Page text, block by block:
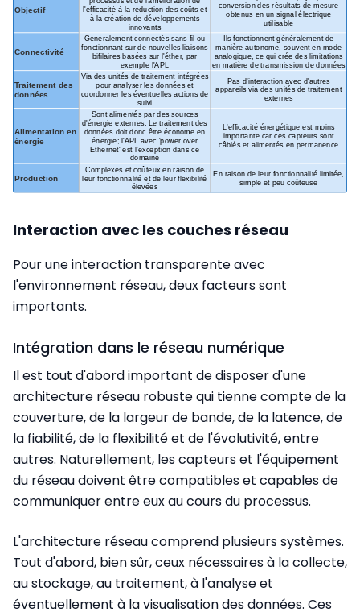
Interaction avec les couches réseau
Pour une interaction transparente avec
l'environnement réseau, deux facteurs sont
importants.
Intégration dans le réseau numérique
Il est tout d'abord important de disposer d'une
architecture réseau robuste qui tienne compte de la
couverture, de la largeur de bande, de la latence, de
la fiabilité, de la flexibilité et de l'évolutivité, entre
autres. Naturellement, les capteurs et l'équipement
du réseau doivent être compatibles et capables de
communiquer entre eux au cours du processus.
L'architecture réseau comprend plusieurs systèmes.
Tout d'abord, bien sûr, ceux nécessaires à la collecte,
au stockage, au traitement, à l'analyse et
éventuellement à la visualisation des données. Ces